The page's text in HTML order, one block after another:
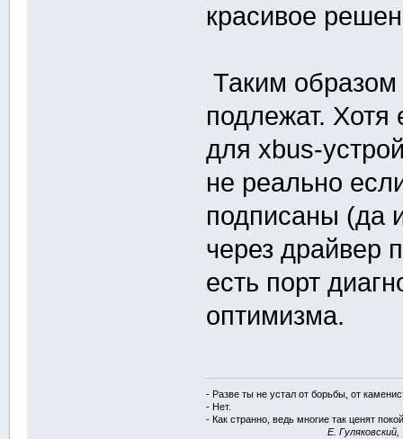
красивое
Таким образом
подлежат. Хотя
для xbus-
не реально
подписаны (да
через драйвер
есть порт
оптимизма.
- Разве ты не устал от борьбы, от
- Нет.
- Как странно, ведь многие так ценят
E.